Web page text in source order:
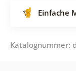
Einfache
Katalognummer: